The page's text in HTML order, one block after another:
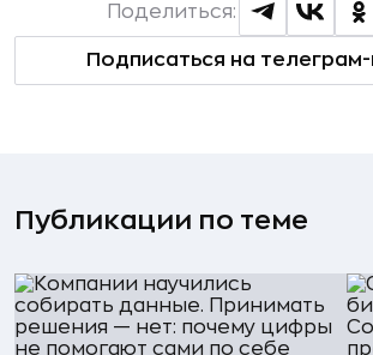
Подписаться на
Поделиться:
Публикации по теме